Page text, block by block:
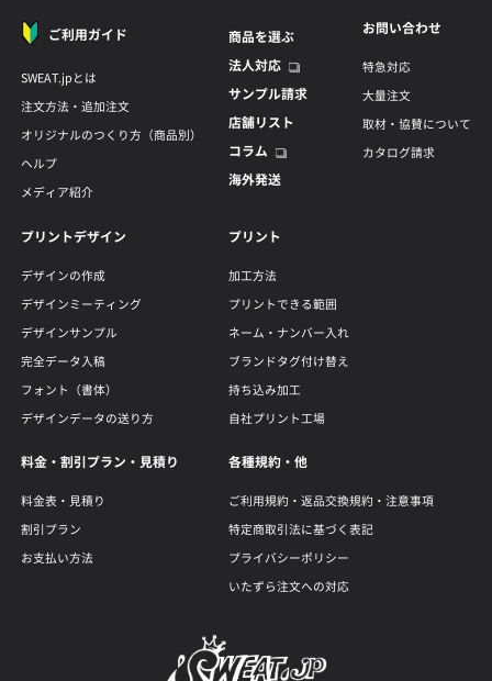
ご利用ガイド
SWEAT.jpとは
注文方法・追加注文
オリジナルのつくり方（商品別）
ヘルプ
メディア紹介
商品を選ぶ
法人対応
サンプル請求
店舗リスト
コラム
海外発送
お問い合わせ
特急対応
大量注文
取材・協賛について
カタログ請求
プリントデザイン
デザインの作成
デザインミーティング
デザインサンプル
完全データ入稿
フォント（書体）
デザインデータの送り方
プリント
加工方法
プリントできる範囲
ネーム・ナンバー入れ
ブランドタグ付け替え
持ち込み加工
自社プリント工場
料金・割引プラン・見積り
料金表・見積り
割引プラン
お支払い方法
各種規約・他
ご利用規約・返品交換規約・注意事項
特定商取引法に基づく表記
プライバシーポリシー
いたずら注文への対応